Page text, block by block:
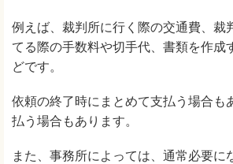
例えば、裁判所に行く際の交通費、裁
てる際の手数料や切手代、書類を作成
どです。
依頼の終了時にまとめて支払う場合も
払う場合もあります。
また、事務所によっては、通常必要に